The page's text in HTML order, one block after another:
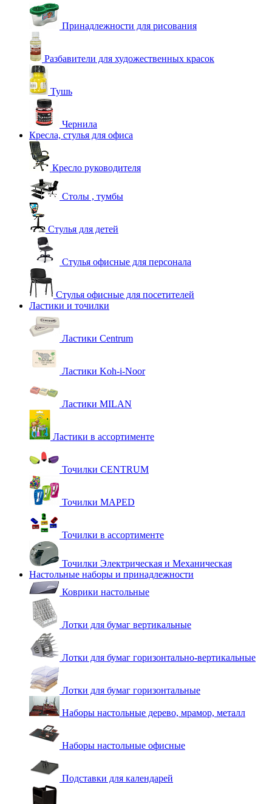
Принадлежности для рисования
Разбавители для художественных красок
Тушь
Чернила
Кресла, стулья для офиса
Кресло руководителя
Столы , тумбы
Стулья для детей
Стулья офисные для персонала
Стулья офисные для посетителей
Ластики и точилки
Ластики Centrum
Ластики Koh-i-Noor
Ластики MILAN
Ластики в ассортименте
Точилки CENTRUM
Точилки MAPED
Точилки в ассортименте
Точилки Электрическая и Механическая
Настольные наборы и принадлежности
Коврики настольные
Лотки для бумаг вертикальные
Лотки для бумаг горизонтально-вертикальные
Лотки для бумаг горизонтальные
Наборы настольные дерево, мрамор, металл
Наборы настольные офисные
Подставки для календарей